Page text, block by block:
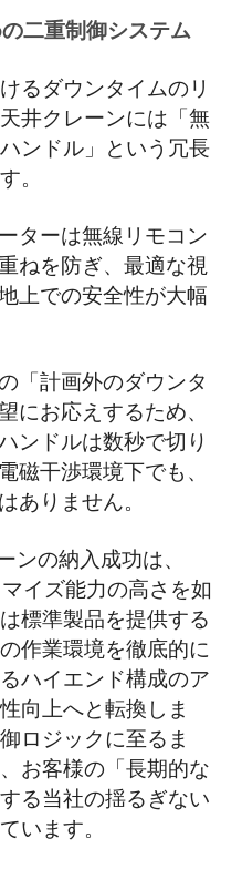
二重制御システム
るダウンタイムのリ
井クレーンには「無
ンドル」という冗長
。
ターは無線リモコン
ねを防ぎ、最適な視
上での安全性が大幅
「計画外のダウンタ
にお応えするため、
ンドルは数秒で切り
磁干渉環境下でも、
ありません。
ンの納入成功は、
イズ能力の高さを如
標準製品を提供する
作業環境を徹底的に
ハイエンド構成のア
向上へと転換しま
ロジックに至るま
お客様の「長期的な
る当社の揺るぎない
います。